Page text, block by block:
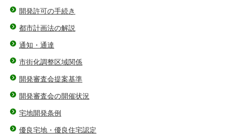
開発許可の手続き
都市計画法の解説
通知・通達
市街化調整区域関係
開発審査会提案基準
開発審査会の開催状況
宅地開発条例
優良宅地・優良住宅認定